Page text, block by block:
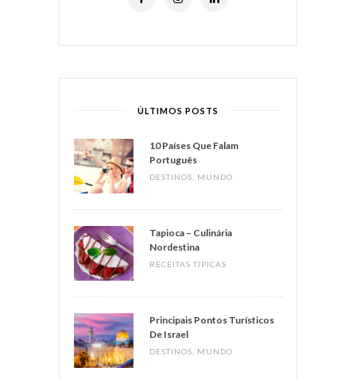
ÚLTIMOS POSTS
10 Países Que Falam
Português
DESTINOS MUNDO
Tapioca – Culinária
Nordestina
RECEITAS TÍPICAS
Principais Pontos Turísticos
De Israel
DESTINOS MUNDO